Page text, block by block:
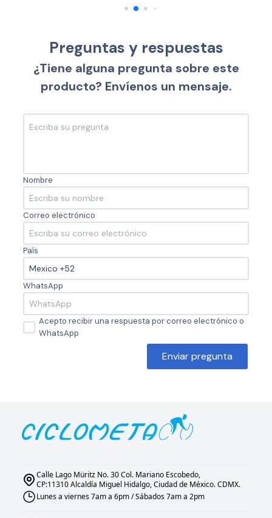
Preguntas y respuestas
¿Tiene alguna pregunta sobre este
producto? Envíenos un mensaje.
Nombre
Correo electrónico
País
WhatsApp
Acepto recibir una respuesta por correo electrónico o
WhatsApp
Enviar pregunta
Calle Lago Müritz No. 30 Col. Mariano Escobedo,
CP:11310 Alcaldía Miguel Hidalgo, Ciudad de México. CDMX.
Lunes a viernes 7am a 6pm / Sábados 7am a 2pm